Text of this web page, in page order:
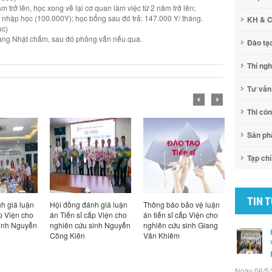
trở lên, học xong về lại cơ quan làm việc từ 2 năm trở lên;
học (100.000Y); học bổng sau đó trả: 147.000 Y/ tháng.
Nhật chấm, sau đó phỏng vấn nếu qua.
giá luận
Viện cho
Nguyễn
Hội đồng đánh giá luận
án Tiến sĩ cấp Viện cho
nghiên cứu sinh Nguyễn
Công Kiên
Thông báo bảo vệ luận
án tiến sĩ cấp Viện cho
nghiên cứu sinh Giang
Văn Khiêm
Thông
án tiến sĩ
Công Kiên
KH &
Đào
Thí
Tư vấn
Thi
Sản
Tạp chí
TIN